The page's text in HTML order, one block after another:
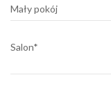
Mały pokój
Salon*